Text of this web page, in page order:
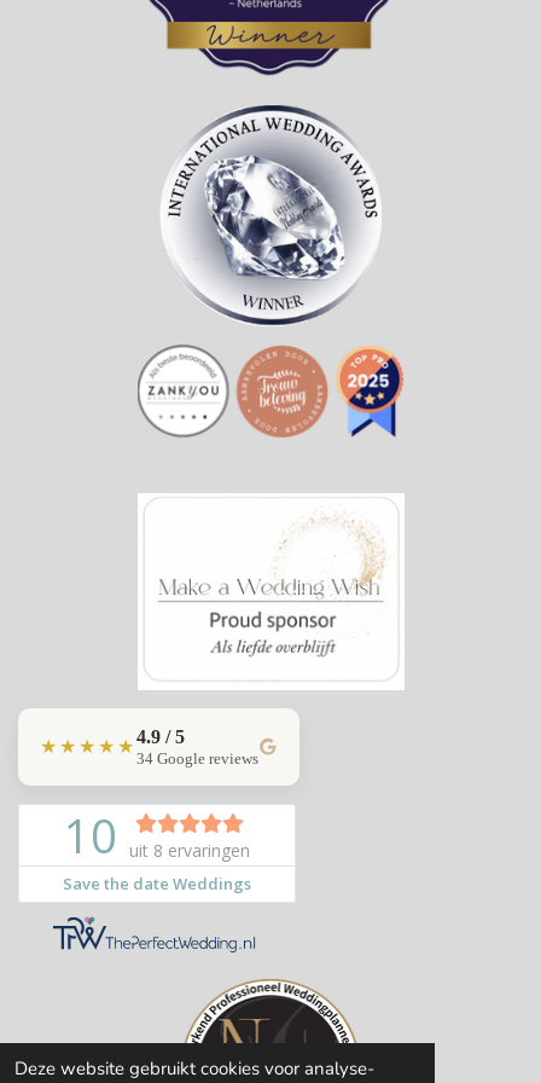
Deze website gebruikt cookies voor analyse-
★★★★★4.9 / 5
34 Google reviews